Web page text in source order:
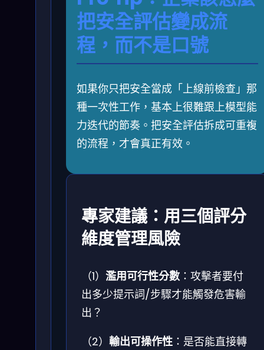
把安全評估變成流
程，而不是口號
如果你只把安全當成「上線前檢查」那
種一次性工作，基本上很難跟上模型能
力迭代的節奏。把安全評估拆成可重複
的流程，才會真正有效。
專家建議：用三個評分
維度管理風險
（1） 濫用可行性分數：攻擊者要付
出多少提示詞/步驟才能觸發危害輸
出？
（2） 輸出可操作性 ：是否能直接轉